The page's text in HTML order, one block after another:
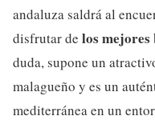
andaluza saldrá al
disfrutar de los mejores
duda, supone un
malagueño y es un
mediterránea en un